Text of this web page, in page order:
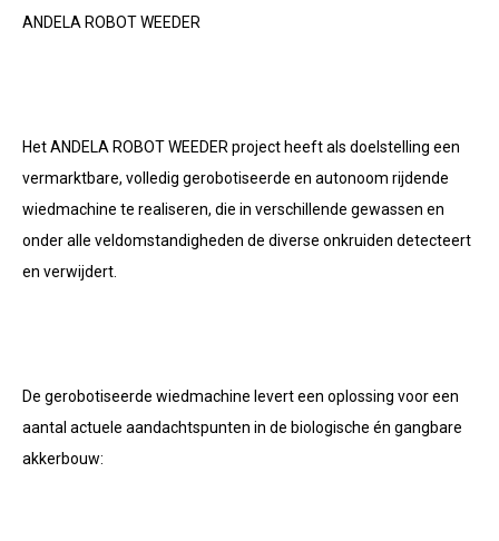
ANDELA ROBOT WEEDER
Het ANDELA ROBOT WEEDER project heeft als doelstelling een
vermarktbare, volledig gerobotiseerde en autonoom rijdende
wiedmachine te realiseren, die in verschillende gewassen en
onder alle veldomstandigheden de diverse onkruiden detecteert
en verwijdert.
De gerobotiseerde wiedmachine levert een oplossing voor een
aantal actuele aandachtspunten in de biologische én gangbare
akkerbouw: